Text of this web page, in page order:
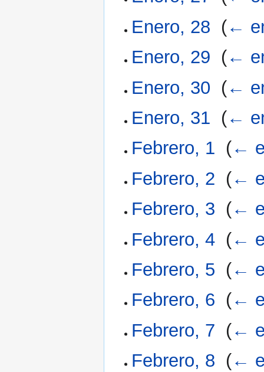
Enero, 28 (←
Enero, 29 (←
Enero, 30 (←
Enero, 31 (←
Febrero, 1 (←
Febrero, 2 (←
Febrero, 3 (←
Febrero, 4 (←
Febrero, 5 (←
Febrero, 6 (←
Febrero, 7 (←
Febrero, 8 (←